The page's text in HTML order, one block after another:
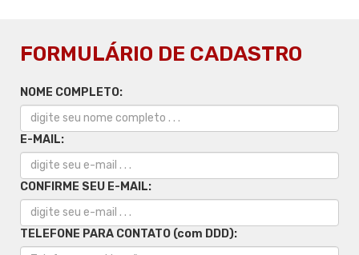
FORMULÁRIO DE CADASTRO
NOME COMPLETO:
E-MAIL:
CONFIRME SEU E-MAIL:
TELEFONE PARA CONTATO (com DDD):